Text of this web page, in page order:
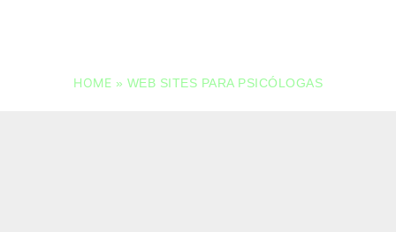
HOME » WEB SITES PARA PSICÓLOGAS